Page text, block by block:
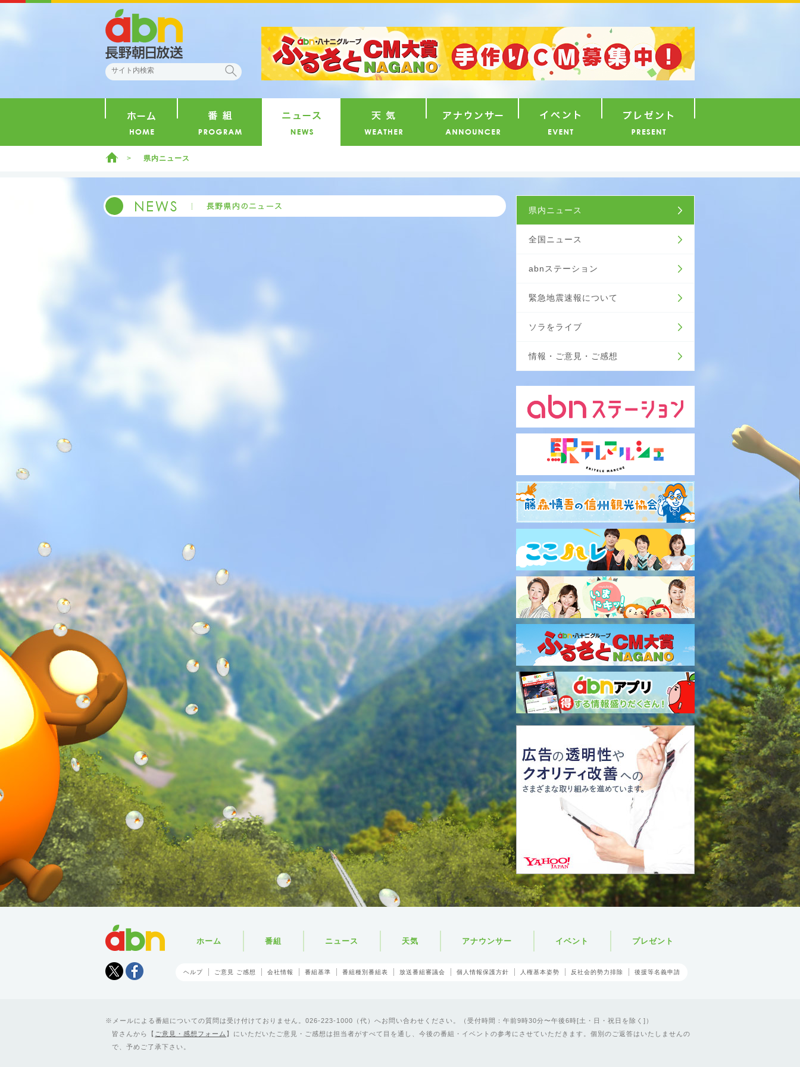
検索
ホーム 県内ニュース
県内ニュース
県内ニュース
全国ニュース
abnステーション
緊急地震速報について
ソラをライブ
情報・ご意見・ご感想
Tweet
ホーム 番組 ニュース 天気 アナウンサー イベント プレゼント
ヘルプ ご意見 ご感想 会社情報 番組基準 番組種別番組表 放送番組審議会 個人情報保護方針 人権基本姿勢 反社会的勢力排除 後援等名義申請
メールによる番組についての質問は受け付けておりません。026-223-1000（代）へお問い合わせください。（受付時間：午前9時30分〜午後6時[土・日・祝日を除く]）
皆さんから【 ご意見・感想フォーム 】にいただいたご意見・ご感想は担当者がすべて目を通し、今後の番組・イベントの参考にさせていただきます。個別のご返答はいたしませんの
で、予めご了承下さい。